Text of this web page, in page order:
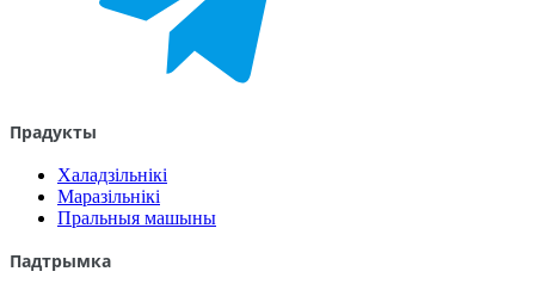
Прадукты
Халадзільнікі
Маразільнікі
Пральныя машыны
Падтрымка